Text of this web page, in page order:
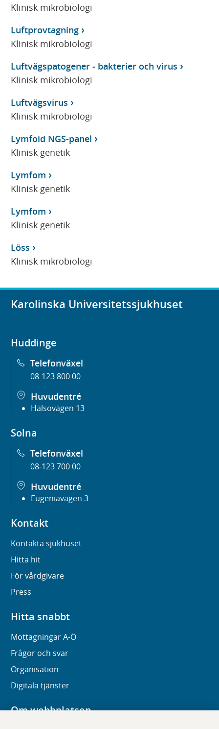
Klinisk mikrobiologi
Luftprovtagning
Klinisk mikrobiologi
Luftvägspatogener - bakterier och virus
Klinisk mikrobiologi
Luftvägsvirus
Klinisk mikrobiologi
Lymfoid NGS-panel
Klinisk genetik
Lymfom
Klinisk genetik
Lymfom
Klinisk genetik
Löss
Klinisk mikrobiologi
Karolinska Universitetssjukhuset
Huddinge
Telefonväxel
08-123 800 00
Huvudentré
Hälsovägen 13
Solna
Telefonväxel
08-123 700 00
Huvudentré
Eugeniavägen 3
Kontakt
Kontakta sjukhuset
Hitta hit
För vårdgivare
Press
Hitta snabbt
Mottagningar A-Ö
Frågor och svar
Organisation
Digitala tjänster
Om webbplatsen